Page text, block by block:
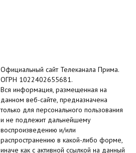
Официальный сайт Телеканала Прима.
ОГРН 1022402655681.
Вся информация, размещенная на
данном веб-сайте, предназначена
только для персонального пользования
и не подлежит дальнейшему
воспроизведению и/или
распространению в какой-либо форме,
иначе как с активной ссылкой на данный